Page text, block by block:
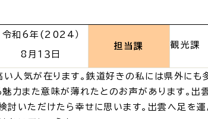
子育て 入園
令和6年(2024）
8月１３日
担当課 観光課
い人気が在ります。鉄道好きの私には県外にも
力また意味が薄れたとのお声があります。出
いただけたら幸せに思います。出雲へ足を運